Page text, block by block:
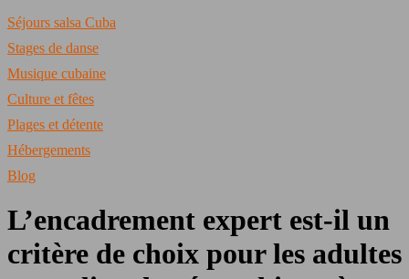
Séjours salsa Cuba
Stages de danse
Musique cubaine
Culture et fêtes
Plages et détente
Hébergements
Blog
L’encadrement expert est-il un
critère de choix pour les adultes